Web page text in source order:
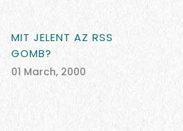
MIT JELENT AZ RSS
GOMB?
01 March, 2000